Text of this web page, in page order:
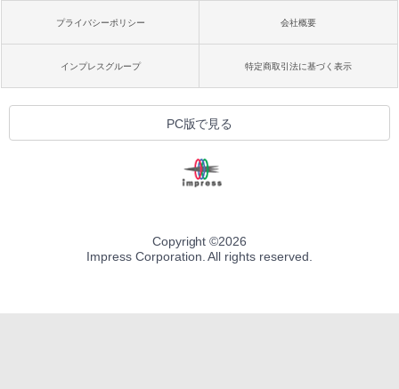
プライバシーポリシー 会社概要
インプレスグループ 特定商取引法に基づく表示
PC版で見る
Copyright ©2026
Impress Corporation. All rights reserved.